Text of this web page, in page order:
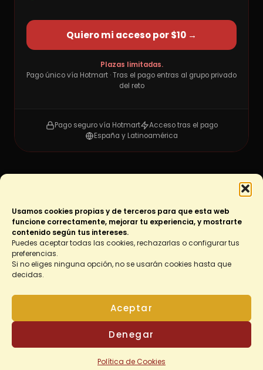
Usamos cookies propias y de terceros para que esta web
funcione correctamente, mejorar tu experiencia, y mostrarte
contenido según tus intereses.
Puedes aceptar todas las cookies, rechazarlas o configurar tus
preferencias.
Si no eliges ninguna opción, no se usarán cookies hasta que
decidas.
Aceptar
Denegar
Política de Cookies
Quiero mi acceso por $10 →
Plazas limitadas.
Pago único vía Hotmart · Tras el pago entras al grupo privado
del reto
Pago seguro vía Hotmart
Acceso tras el pago
España y Latinoamérica
Raquel Toapanta · Escuela de Costura Costurmoda ·
Málaga
Cursos presenciales y online de patronaje, corte y confección